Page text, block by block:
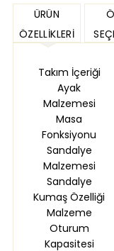
ÜRÜN
ÖZELLIKLERI
Takım İçeriği
Ayak
Malzemesi
Masa
Fonksiyonu
Sandalye
Malzemesi
Sandalye
Kumaş Özelliği
Malzeme
Oturum
Kapasitesi